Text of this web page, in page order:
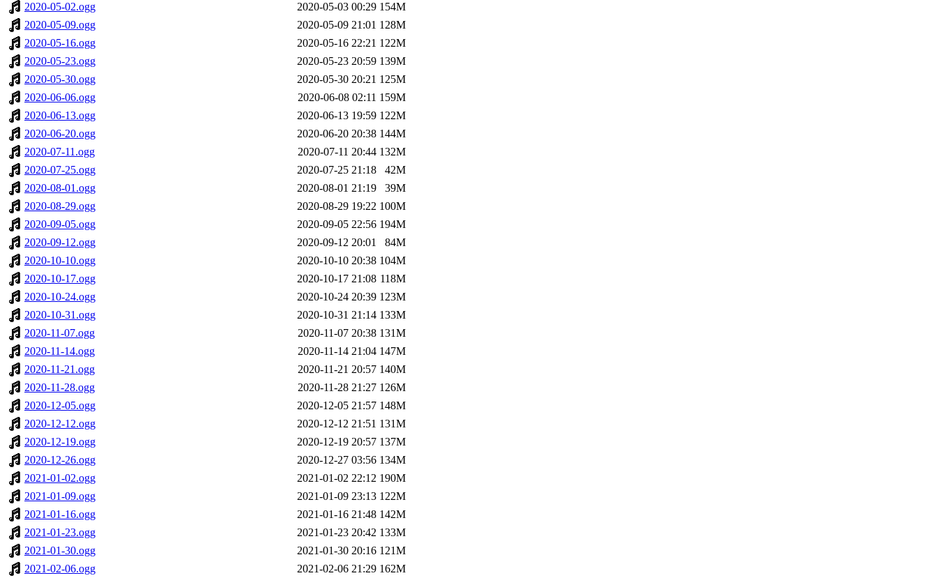
2020-05-02.ogg
2020-05-03 00:29 154M
2020-05-09.ogg
2020-05-09 21:01 128M
2020-05-16.ogg
2020-05-16 22:21 122M
2020-05-23.ogg
2020-05-23 20:59 139M
2020-05-30.ogg
2020-05-30 20:21 125M
2020-06-06.ogg
2020-06-08 02:11 159M
2020-06-13.ogg
2020-06-13 19:59 122M
2020-06-20.ogg
2020-06-20 20:38 144M
2020-07-11.ogg
2020-07-11 20:44 132M
2020-07-25.ogg
2020-07-25 21:18
42M
2020-08-01.ogg
2020-08-01 21:19
39M
2020-08-29.ogg
2020-08-29 19:22 100M
2020-09-05.ogg
2020-09-05 22:56 194M
2020-09-12.ogg
2020-09-12 20:01
84M
2020-10-10.ogg
2020-10-10 20:38 104M
2020-10-17.ogg
2020-10-17 21:08 118M
2020-10-24.ogg
2020-10-24 20:39 123M
2020-10-31.ogg
2020-10-31 21:14 133M
2020-11-07.ogg
2020-11-07 20:38 131M
2020-11-14.ogg
2020-11-14 21:04 147M
2020-11-21.ogg
2020-11-21 20:57 140M
2020-11-28.ogg
2020-11-28 21:27 126M
2020-12-05.ogg
2020-12-05 21:57 148M
2020-12-12.ogg
2020-12-12 21:51 131M
2020-12-19.ogg
2020-12-19 20:57 137M
2020-12-26.ogg
2020-12-27 03:56 134M
2021-01-02.ogg
2021-01-02 22:12 190M
2021-01-09.ogg
2021-01-09 23:13 122M
2021-01-16.ogg
2021-01-16 21:48 142M
2021-01-23.ogg
2021-01-23 20:42 133M
2021-01-30.ogg
2021-01-30 20:16 121M
2021-02-06.ogg
2021-02-06 21:29 162M